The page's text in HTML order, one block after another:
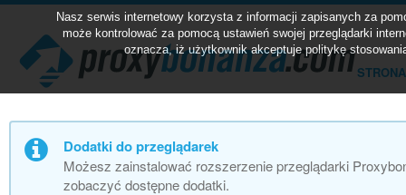
Dodatki do przeglądarek
Możesz zainstalować rozszerzenie przeglądarki
zobaczyć dostępne dodatki.
Nasz serwis internetowy korzysta z informacji zapisanych za
może kontrolować za pomocą ustawień swojej przeglądarki
oznacza, iż użytkownik akceptuje politykę